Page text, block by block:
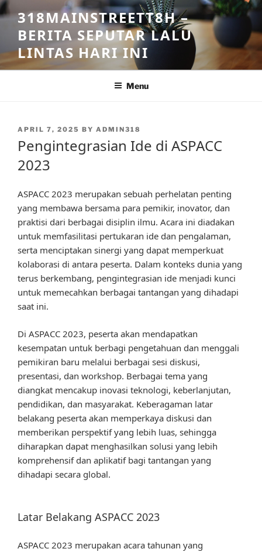
Skip
to
content
318MAINSTREETT8H –
BERITA SEPUTAR LALU
LINTAS HARI INI
Menu
POSTED
APRIL 7, 2025 BY ADMIN318
Pengintegrasian Ide di ASPACC
2023
ASPACC 2023 merupakan sebuah perhelatan penting
yang membawa bersama para pemikir, inovator, dan
praktisi dari berbagai disiplin ilmu. Acara ini diadakan
untuk memfasilitasi pertukaran ide dan pengalaman,
serta menciptakan sinergi yang dapat memperkuat
kolaborasi di antara peserta. Dalam konteks dunia yang
terus berkembang, pengintegrasian ide menjadi kunci
untuk memecahkan berbagai tantangan yang dihadapi
saat ini.
Di ASPACC 2023, peserta akan mendapatkan
kesempatan untuk berbagi pengetahuan dan menggali
pemikiran baru melalui berbagai sesi diskusi,
presentasi, dan workshop. Berbagai tema yang
diangkat mencakup inovasi teknologi, keberlanjutan,
pendidikan, dan masyarakat. Keberagaman latar
belakang peserta akan memperkaya diskusi dan
memberikan perspektif yang lebih luas, sehingga
diharapkan dapat menghasilkan solusi yang lebih
komprehensif dan aplikatif bagi tantangan yang
dihadapi secara global.
Latar Belakang ASPACC 2023
ASPACC 2023 merupakan acara tahunan yang